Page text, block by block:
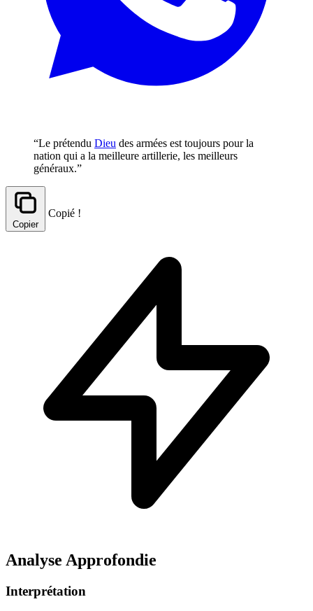
“Le prétendu Dieu des armées est toujours pour la
nation qui a la meilleure artillerie, les meilleurs
généraux.”
Copier
Copié !
Analyse Approfondie
Interprétation